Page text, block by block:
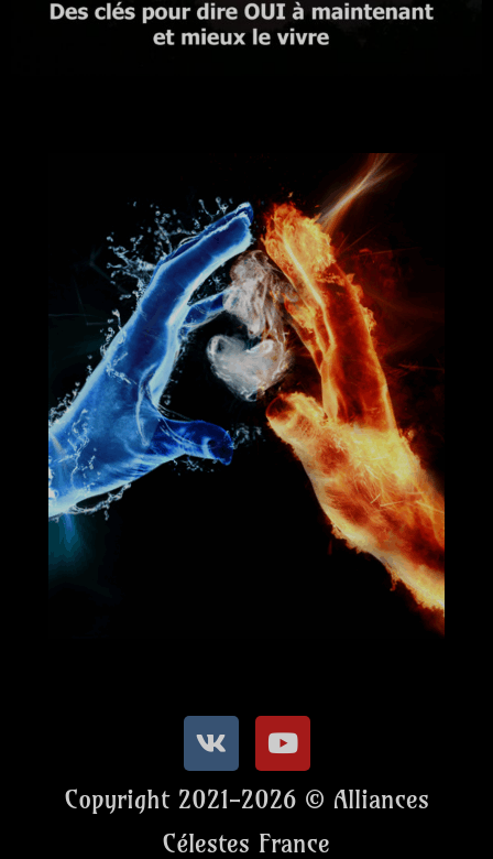
Copyright 2021-2026 © Alliances
Célestes France